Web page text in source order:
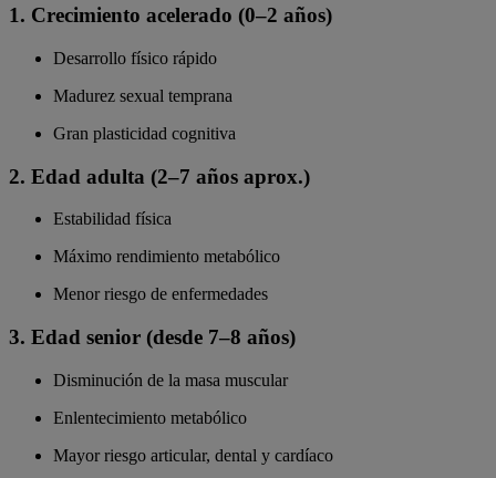
1. Crecimiento acelerado (0–2 años)
Desarrollo físico rápido
Madurez sexual temprana
Gran plasticidad cognitiva
2. Edad adulta (2–7 años aprox.)
Estabilidad física
Máximo rendimiento metabólico
Menor riesgo de enfermedades
3. Edad senior (desde 7–8 años)
Disminución de la masa muscular
Enlentecimiento metabólico
Mayor riesgo articular, dental y cardíaco